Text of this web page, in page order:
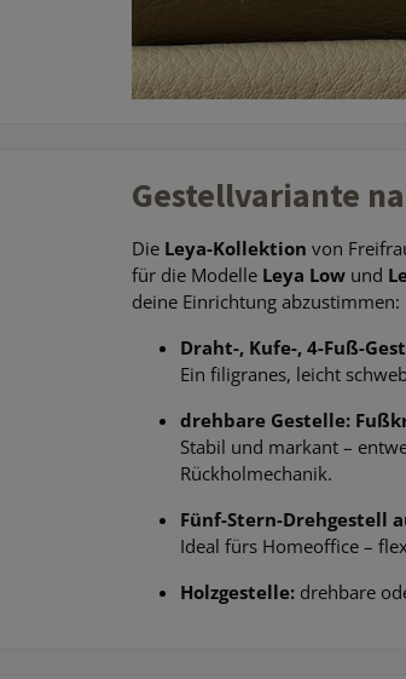
Gestellvariante
Die Leya-Kollektion von
für die Modelle Leya Low und
deine Einrichtung abzustimmen:
Draht-, Kufe-, 4-Fuß-
Ein filigranes, leicht
drehbare Gestelle:
Stabil und markant –
Rückholmechanik.
Fünf-Stern-Drehgestell
Ideal fürs Homeoffice –
Holzgestelle: drehbare